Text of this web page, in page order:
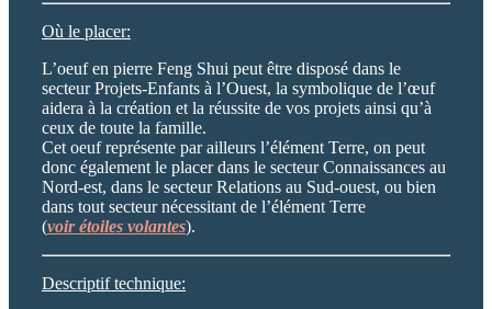
Où le placer:
L’oeuf en pierre Feng Shui peut être disposé dans le
secteur Projets-Enfants à l’Ouest, la symbolique de l’œuf
aidera à la création et la réussite de vos projets ainsi qu’à
ceux de toute la famille.
Cet oeuf représente par ailleurs l’élément Terre, on peut
donc également le placer dans le secteur Connaissances au
Nord-est, dans le secteur Relations au Sud-ouest, ou bien
dans tout secteur nécessitant de l’élément Terre
(voir étoiles volantes).
Descriptif technique: